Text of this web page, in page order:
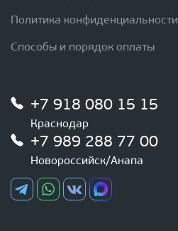
Политика конфиденциальности
Способы и порядок оплаты
+7 918 080 15 15
Краснодар
+7 989 288 77 00
Новороссийск/Анапа